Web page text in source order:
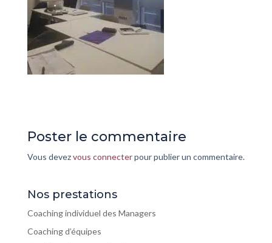
Poster le commentaire
Vous devezvous connecterpour publier un commentaire.
Nos prestations
Coaching individuel des Managers
Coaching d’équipes